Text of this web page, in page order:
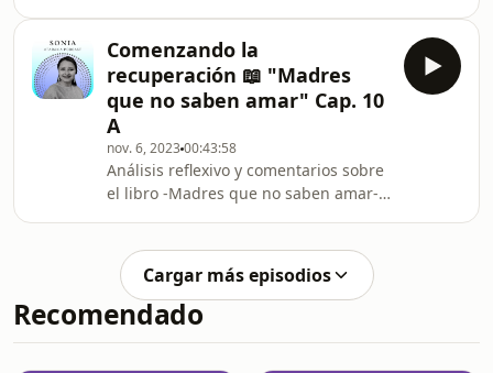
✅ ⁠⁠⁠⁠Instagram⁠⁠ Sonia_ataraxia ✅ Videos
complementarios sobre el tema:
https://www.youtube.com/watch?
v=e8S-
Comenzando la
recuperación 📖 "Madres
que no saben amar" Cap. 10
A
nov. 6, 202300:43:58
Análisis reflexivo y comentarios sobre
el libro -Madres que no saben amar-
✅ ⁠⁠⁠Instagram⁠ Sonia_ataraxia ✅ Videos
complementarios sobre el tema:
https://www.youtube.com/watch?
v=e8S-
Cargar más episodios
Recomendado